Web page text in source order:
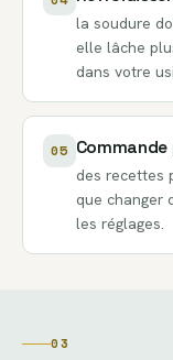
la soudure
elle lâche
dans votre
05
des recettes
que changer
les réglages.
03